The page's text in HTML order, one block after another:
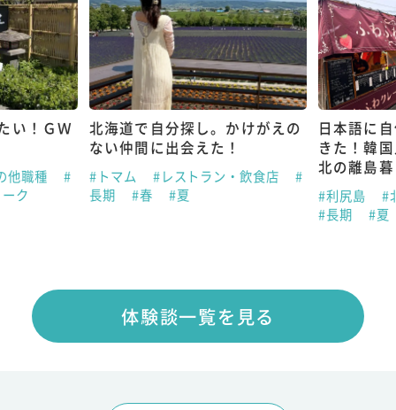
い！ＧＷ
他職種
#
ク
北海道で自分探し。かけがえの
ない仲間に出会えた！
#トマム #レストラン・飲食店
#
長期
#春 #夏
日本語に
きた！韓
北の離島
#利尻島
#
#長期
#夏
体験談一覧を見る